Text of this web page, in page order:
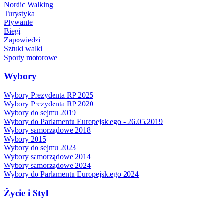
Nordic Walking
Turystyka
Pływanie
Biegi
Zapowiedzi
Sztuki walki
Sporty motorowe
Wybory
Wybory Prezydenta RP 2025
Wybory Prezydenta RP 2020
Wybory do sejmu 2019
Wybory do Parlamentu Europejskiego - 26.05.2019
Wybory samorządowe 2018
Wybory 2015
Wybory do sejmu 2023
Wybory samorządowe 2014
Wybory samorządowe 2024
Wybory do Parlamentu Europejskiego 2024
Życie i Styl